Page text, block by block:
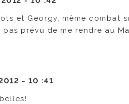
et Georgy, même combat
pas prévu de me rendre au
- 10 :41